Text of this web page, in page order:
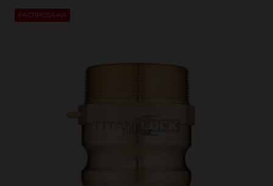
РАСПРОДАЖА